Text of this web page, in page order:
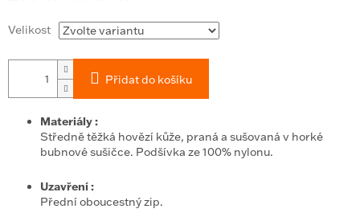
Velikost
Přidat do košíku
Materiály:
Středně těžká hovězí kůže, praná a sušovaná v horké
bubnové sušičce. Podšívka ze 100% nylonu.
Uzavření:
Přední oboucestný zip.